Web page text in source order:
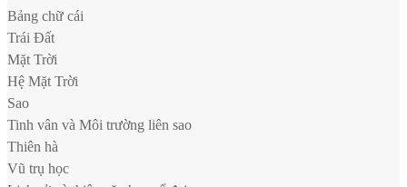
Bảng chữ cái
Trái Đất
Mặt Trời
Hệ Mặt Trời
Sao
Tinh vân và Môi trường liên sao
Thiên hà
Vũ trụ học